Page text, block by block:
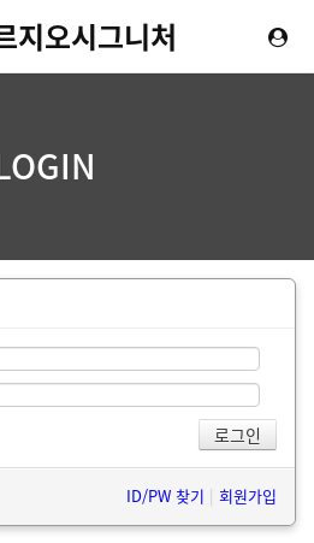
지오시그니처
ID/PW 찾기 | 회원가입